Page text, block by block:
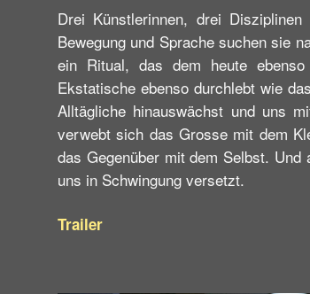
Drei Künstlerinnen, drei
Bewegung und Sprache suchen sie
ein Ritual, das dem heute
Ekstatische ebenso durchlebt wie
Alltägliche hinauswächst und uns
verwebt sich das Grosse mit dem
das Gegenüber mit dem Selbst.
uns in Schwingung versetzt.
Trailer